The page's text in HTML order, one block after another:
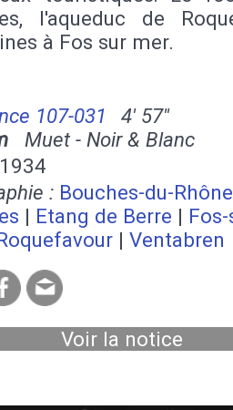
l'aqueduc de
à Fos sur mer.
107-031
4' 57''
Muet - Noir & Blanc
1934
: Bouches-du-
| Etang de Berre |
| Ventabren
Voir la notice